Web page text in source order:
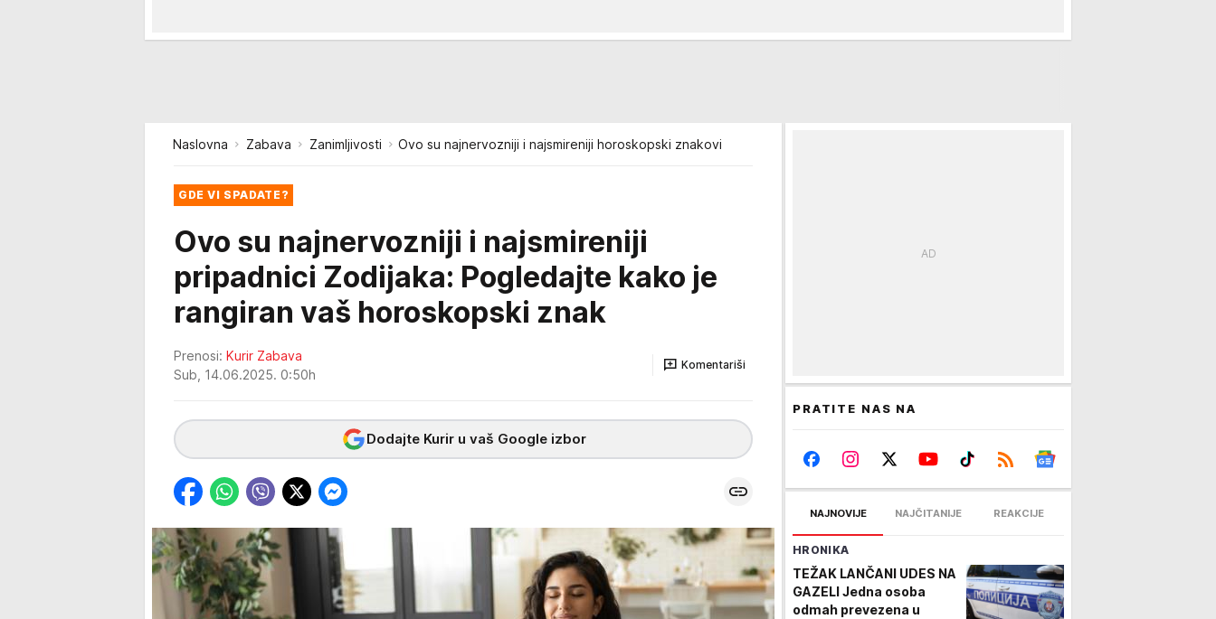
Naslovna Zabava Zanimljivosti Ovo su najnervozniji i najsmireniji horoskopski znakovi
GDE VI SPADATE?
Ovo su najnervozniji i najsmireniji
pripadnici Zodijaka: Pogledajte kako je
rangiran vaš horoskopski znak
Prenosi: Kurir Zabava
Sub, 14.06.2025. 0:50h
Komentariši
Dodajte Kurir u vaš Google izbor
PRATITE NAS NA
NAJNOVIJE NAJČITANIJE REAKCIJE
HRONIKA
TEŽAK LANČANI UDES NA
GAZELI Jedna osoba
odmah prevezena u